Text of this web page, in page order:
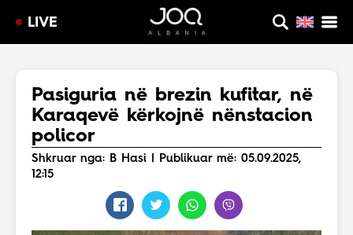
LIVE
Pasiguria në brezin kufitar, në
Karaqevë kërkojnë nënstacion
policor
Shkruar nga: B Hasi | Publikuar më: 05.09.2025,
12:15